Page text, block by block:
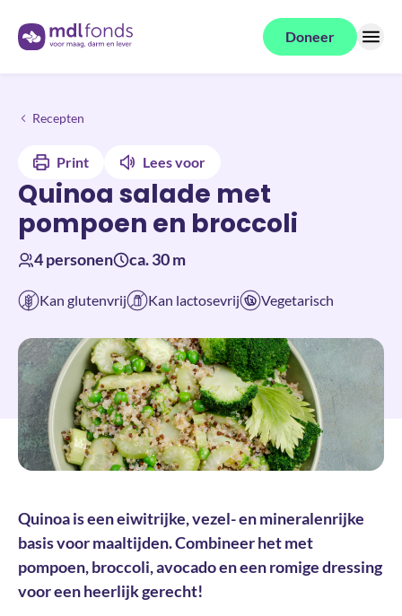
Terug naar de homepage Doneer
Recepten
Quinoa salade met pompoen en broccoli
Print Lees voor
Quinoa salade met
pompoen en broccoli
4 personen ca. 30 m
Kan glutenvrij Kan lactosevrij Vegetarisch
Quinoa is een eiwitrijke, vezel- en mineralenrijke
basis voor maaltijden. Combineer het met
pompoen, broccoli, avocado en een romige dressing
voor een heerlijk gerecht!